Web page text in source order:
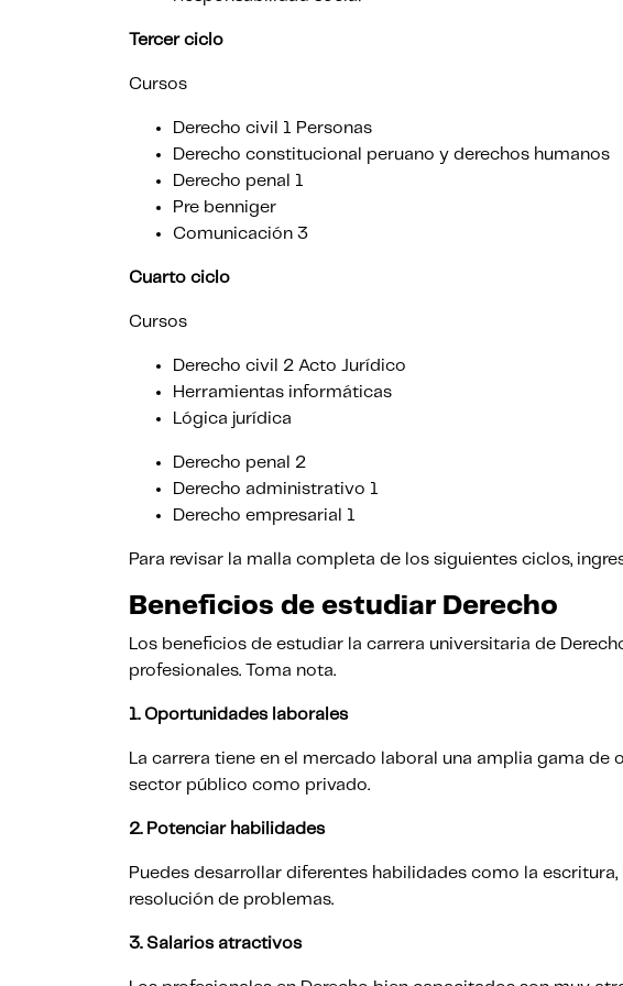
Tercer ciclo
Cursos
Derecho civil 1 Personas
Derecho constitucional peruano y derechos humanos
Derecho penal 1
Pre benniger
Comunicación 3
Cuarto ciclo
Cursos
Derecho civil 2 Acto Jurídico
Herramientas informáticas
Lógica jurídica
Derecho penal 2
Derecho administrativo 1
Derecho empresarial 1
Para revisar la malla completa de los siguientes ciclos,
Beneficios de estudiar Derecho
Los beneficios de estudiar la carrera universitaria de
profesionales. Toma nota.
1. Oportunidades laborales
La carrera tiene en el mercado laboral una amplia gama de
sector público como privado.
2. Potenciar habilidades
Puedes desarrollar diferentes habilidades como la
resolución de problemas.
3. Salarios atractivos